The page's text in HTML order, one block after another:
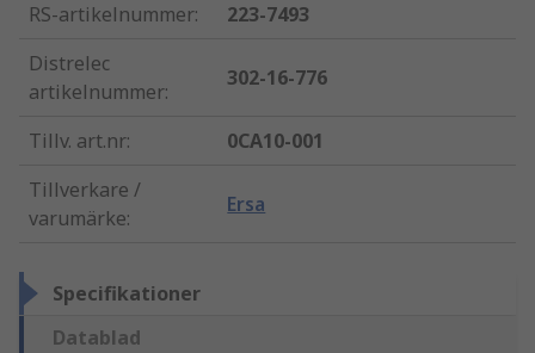
RS-artikelnummer:
223-7493
Distrelec
artikelnummer:
302-16-776
Tillv. art.nr:
0CA10-001
Tillverkare /
varumärke:
Ersa
Specifikationer
Datablad